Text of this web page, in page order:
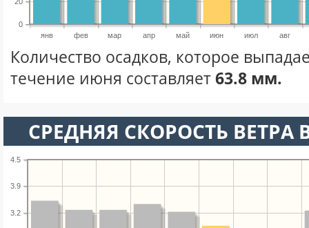
янв фев мар апр май июн июл авг
0
Количество осадков, которое
течение июня составляет63.8 мм.
СРЕДНЯЯ СКОРОСТЬ
3.2
3.9
4.5